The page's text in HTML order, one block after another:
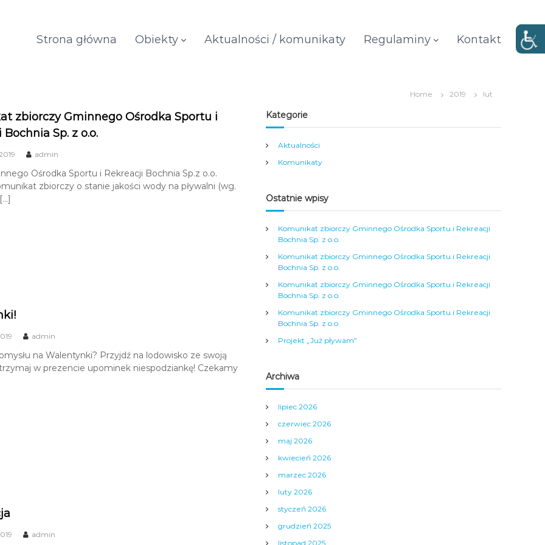
Strona główna Obiekty Aktualności / komunikaty Regulaminy Kontakt
Home 2019 lut
zbiorczy Gminnego Ośrodka Sportu i
Bochnia Sp. z o.o.
admin
Ośrodka Sportu i Rekreacji Bochnia Sp.z o.o.
zbiorczy o stanie jakości wody na pływalni (wg.
admin
na Walentynki? Przyjdź na lodowisko ze swoją
w prezencie upominek niespodziankę! Czekamy
admin
Kategorie
Aktualności
Komunikaty
Ostatnie wpisy
Komunikat zbiorczy Gminnego Ośrodka Sportu i Rekreacji
Bochnia Sp. z o.o.
Komunikat zbiorczy Gminnego Ośrodka Sportu i Rekreacji
Bochnia Sp. z o.o.
Komunikat zbiorczy Gminnego Ośrodka Sportu i Rekreacji
Bochnia Sp. z o.o.
Komunikat zbiorczy Gminnego Ośrodka Sportu i Rekreacji
Bochnia Sp. z o.o.
Projekt „Już pływam”
Archiwa
lipiec 2026
czerwiec 2026
maj 2026
kwiecień 2026
marzec 2026
luty 2026
styczeń 2026
grudzień 2025
listopad 2025